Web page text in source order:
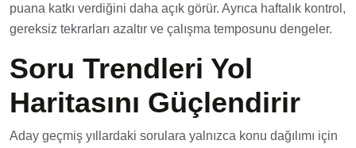
puana katkı verdiğini daha açık görür. Ayrıca haftalık kontrol,
gereksiz tekrarları azaltır ve çalışma temposunu dengeler.
Soru Trendleri Yol
Haritasını Güçlendirir
Aday geçmiş yıllardaki sorulara yalnızca konu dağılımı için